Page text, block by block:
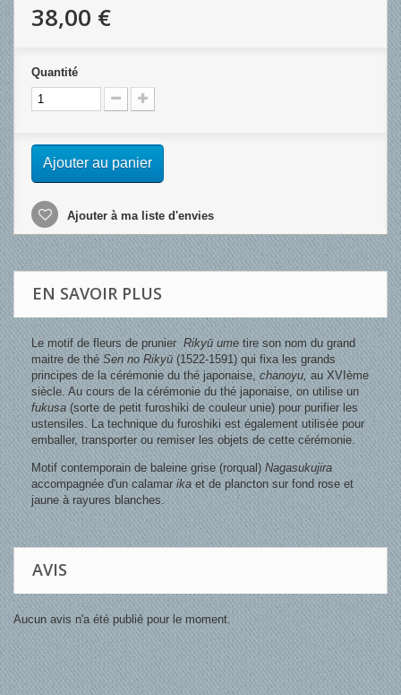
38,00 €
Quantité
Ajouter au panier
Ajouter à ma liste d'envies
EN SAVOIR PLUS
Le motif de fleurs de prunierRikyū umetire son nom du grand
maitre de théSen no Rikyū(1522-1591) qui fixa les grands
principes de la cérémonie du thé japonaise,chanoyu,au XVIème
siècle. Au cours de la cérémonie du thé japonaise, on utilise un
fukusa (sorte de petit furoshiki de couleur unie) pour purifier les
ustensiles. La technique du furoshiki est également utilisée pour
emballer, transporter ou remiser les objets de cette cérémonie.
Motif contemporain de baleine grise (rorqual)Nagasukujira
accompagnée d'un calamarikaet de plancton sur fond rose et
jaune à rayures blanches.
AVIS
Aucun avis n'a été publié pour le moment.